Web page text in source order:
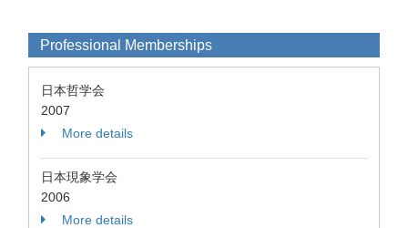
Professional Memberships
日本哲学会
2007
More details
日本現象学会
2006
More details